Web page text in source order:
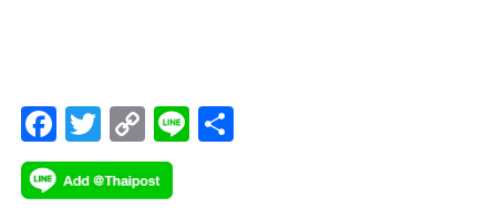
F
ac
e
T
wi
tt
C
o
p
Li